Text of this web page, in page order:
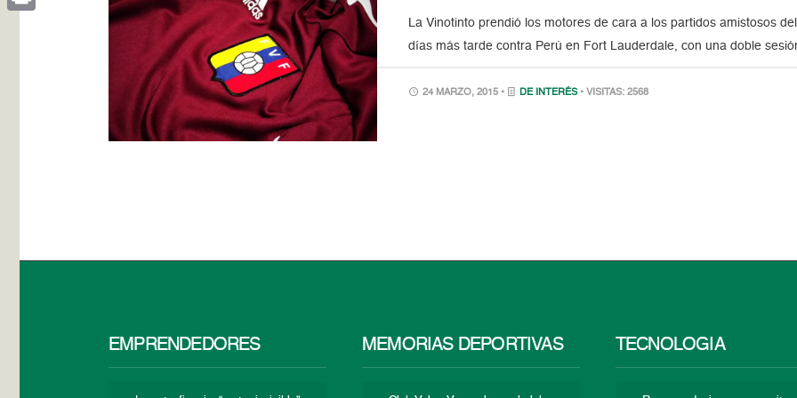
La Vinotinto prendió los motores de cara a los partidos amistosos
días más tarde contra Perú en Fort Lauderdale, con una doble
24 MARZO, 2015 • DE INTERÉS • VISITAS: 2568
EMPRENDEDORES MEMORIAS DEPORTIVAS TECNOLOGÍA